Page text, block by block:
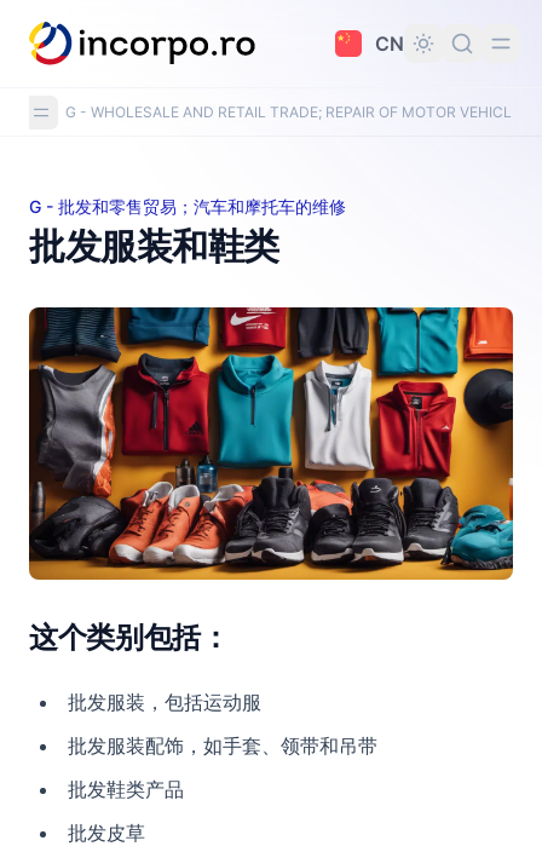
要内容
CN
G - WHOLESALE AND RETAIL TRADE; REPAIR OF MOTOR VEHICLES
批发服装和鞋类
G - 批发和零售贸易；汽车和摩托车的维修
批发服装和鞋类
这个类别包括：
批发服装，包括运动服
批发服装配饰，如手套、领带和吊带
批发鞋类产品
批发皮草